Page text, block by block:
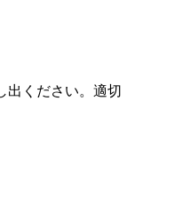
出ください。適切